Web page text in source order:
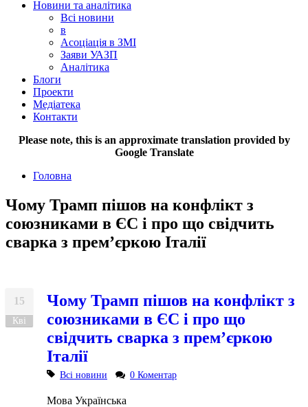
Новини та аналітика
Всі новини
в
Асоціація в ЗМІ
Заяви УАЗП
Аналітика
Блоги
Проекти
Медіатека
Контакти
Please note, this is an approximate translation provided by
Google Translate
Головна
Чому Трамп пішов на конфлікт з
союзниками в ЄС і про що свідчить
сварка з прем’єркою Італії
15
Кві
Чому Трамп пішов на конфлікт з
союзниками в ЄС і про що
свідчить сварка з прем’єркою
Італії
Всі новини 0 Коментар
Мова Українська